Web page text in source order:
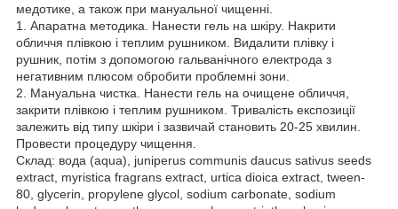
медотике, а також при мануальної чищенні.
1. Апаратна методика. Нанести гель на шкіру. Накрити
обличчя плівкою і теплим рушником. Видалити плівку і
рушник, потім з допомогою гальванічного електрода з
негативним плюсом обробити проблемні зони.
2. Мануальна чистка. Нанести гель на очищене обличчя,
закрити плівкою і теплим рушником. Тривалість експозиції
залежить від типу шкіри і зазвичай становить 20-25 хвилин.
Провести процедуру чищення.
Склад: вода (aqua), juniperus communis daucus sativus seeds
extract, myristica fragrans extract, urtica dioica extract, tween-
80, glycerin, propylene glycol, sodium carbonate, sodium